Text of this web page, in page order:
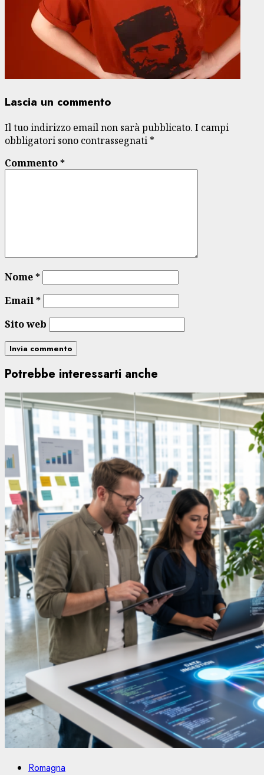
Lascia un commento
Il tuo indirizzo email non sarà pubblicato. I campi
obbligatori sono contrassegnati *
Commento*
Nome*
Email*
Sito web
Potrebbe interessarti anche
Romagna